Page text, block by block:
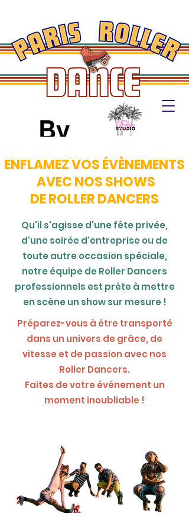
ENFLAMEZ VOS ÉVÈNEMENTS
AVEC NOS SHOWS
DE ROLLER DANCERS
Qu'il s'agisse d'une fête privée,
d'une soirée d'entreprise ou de
toute autre occasion spéciale,
notre équipe de Roller Dancers
professionnels est prête à mettre
en scène un show sur mesure !
Préparez-vous à être transporté
dans un univers de grâce, de
vitesse et de passion avec nos
Roller Dancers.
Faites de votre événement un
moment inoubliable !